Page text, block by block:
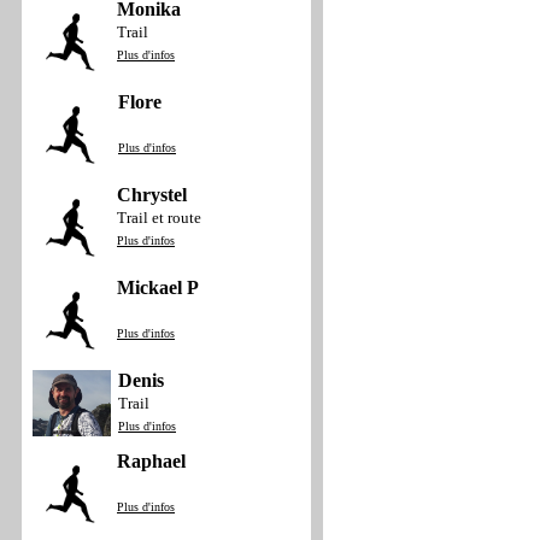
Monika
Trail
Plus d'infos
Flore
Plus d'infos
Chrystel
Trail et route
Plus d'infos
Mickael P
Plus d'infos
Denis
Trail
Plus d'infos
Raphael
Plus d'infos